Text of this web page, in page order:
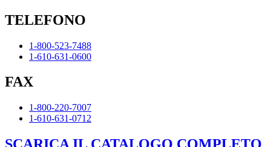
TELEFONO
1-800-523-7488
1-610-631-0600
FAX
1-800-220-7007
1-610-631-0712